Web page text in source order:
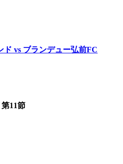
vs ブランデュー弘前FC
11節